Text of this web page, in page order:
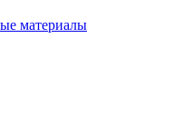
материалы